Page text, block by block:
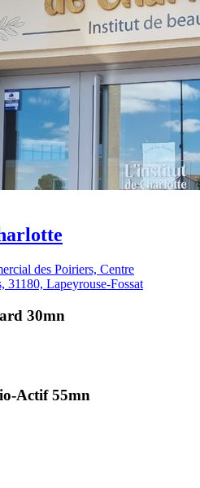
des Poiriers, Centre
31180, Lapeyrouse-Fossat
30mn
Actif 55mn